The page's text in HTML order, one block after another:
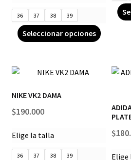
36 37 38 39
Seleccionar opciones
NIKE VK2 DAMA
$190.000
Elige la talla
36 37 38 39
$
Elige